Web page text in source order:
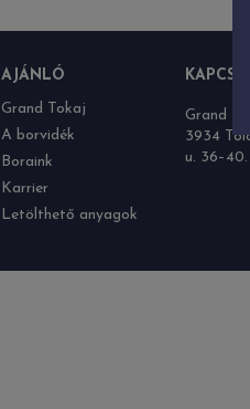
AJÁNLÓ
Grand Tokaj
A borvidék
Boraink
Karrier
Letölthető anyagok
Grand
3934
u. 36–40.